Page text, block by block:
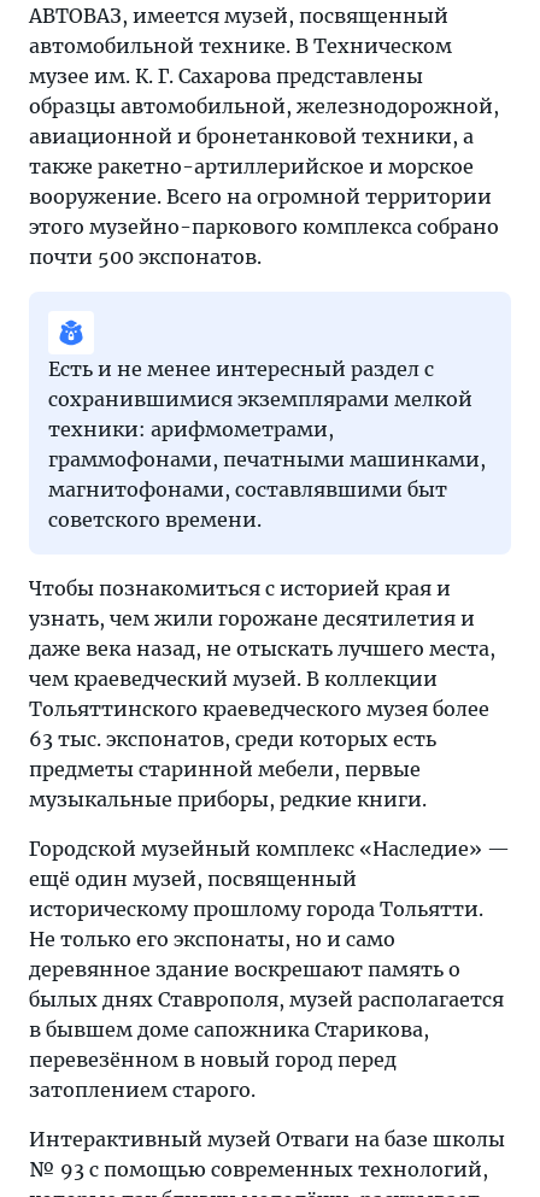
АВТОВАЗ, имеется музей, посвященный
автомобильной технике. В Техническом
музее им. К. Г. Сахарова представлены
образцы автомобильной, железнодорожной,
авиационной и бронетанковой техники, а
также ракетно-артиллерийское и морское
вооружение. Всего на огромной территории
этого музейно-паркового комплекса собрано
почти 500 экспонатов.
Есть и не менее интересный раздел с
сохранившимися экземплярами мелкой
техники: арифмометрами,
граммофонами, печатными машинками,
магнитофонами, составлявшими быт
советского времени.
Чтобы познакомиться с историей края и
узнать, чем жили горожане десятилетия и
даже века назад, не отыскать лучшего места,
чем краеведческий музей. В коллекции
Тольяттинского краеведческого музея более
63 тыс. экспонатов, среди которых есть
предметы старинной мебели, первые
музыкальные приборы, редкие книги.
Городской музейный комплекс «Наследие» —
ещё один музей, посвященный
историческому прошлому города Тольятти.
Не только его экспонаты, но и само
деревянное здание воскрешают память о
былых днях Ставрополя, музей располагается
в бывшем доме сапожника Старикова,
перевезённом в новый город перед
затоплением старого.
Интерактивный музей Отваги на базе школы
№ 93 с помощью современных технологий,